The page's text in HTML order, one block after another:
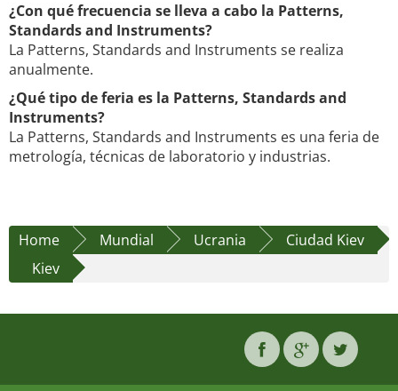
¿Con qué frecuencia se lleva a cabo la Patterns,
Standards and Instruments?
La Patterns, Standards and Instruments se realiza
anualmente.
¿Qué tipo de feria es la Patterns, Standards and
Instruments?
La Patterns, Standards and Instruments es una feria de
metrología, técnicas de laboratorio y industrias.
Home Mundial Ucrania
Ciudad Kiev
Kiev